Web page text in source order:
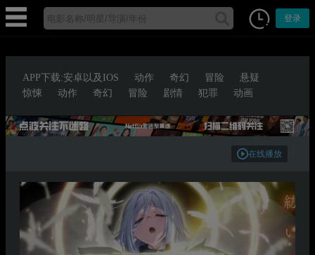
登录
APP下载:安卓以及IOS 动作 奇幻 冒险
悬疑
惊悚
动作 奇幻 冒险 剧情 犯罪 动画
在线播放